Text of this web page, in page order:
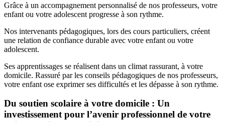
Grâce à un accompagnement personnalisé de nos professeurs, votre
enfant ou votre adolescent progresse à son rythme.
Nos intervenants pédagogiques, lors des cours particuliers, créent
une relation de confiance durable avec votre enfant ou votre
adolescent.
Ses apprentissages se réalisent dans un climat rassurant, à votre
domicile. Rassuré par les conseils pédagogiques de nos professeurs,
votre enfant ose exprimer ses difficultés et les dépasse à son rythme.
Du soutien scolaire à votre domicile : Un
investissement pour l’avenir professionnel de votre